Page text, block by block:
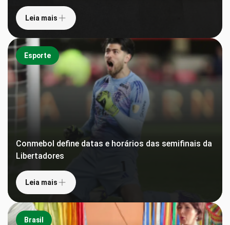
Leia mais
Esporte
Conmebol define datas e horários das semifinais da
Libertadores
Leia mais
Brasil